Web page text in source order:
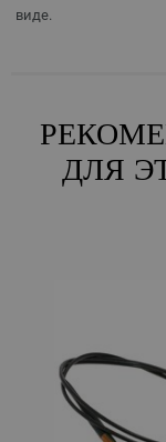
виде.
ДЛЯ